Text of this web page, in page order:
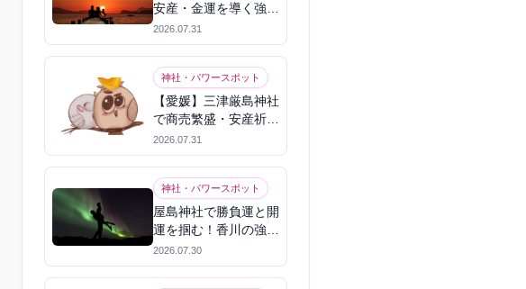
安産・金運を導く強力
パワースポット
2026.07.31
神社・パワースポット
【愛媛】三津厳島神社
で商売繁盛・安産祈
願！宗像三女神のパワ
ーを授かる
2026.07.31
神社・パワースポット
屋島神社で勝負運と開
運を掴む！香川の強力
パワースポット
2026.07.30